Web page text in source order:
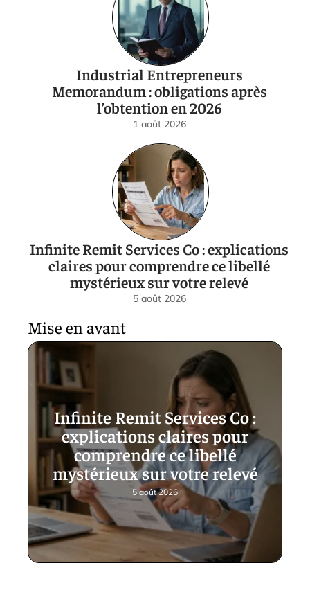
Industrial Entrepreneurs
Memorandum : obligations après
l’obtention en 2026
1 août 2026
Infinite Remit Services Co : explications
claires pour comprendre ce libellé
mystérieux sur votre relevé
5 août 2026
Mise en avant
Infinite Remit Services Co :
explications claires pour
comprendre ce libellé
mystérieux sur votre relevé
5 août 2026